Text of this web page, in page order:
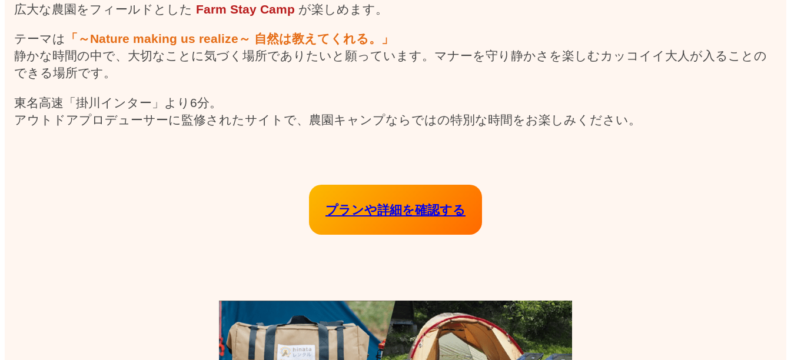
広大な農園をフィールドとした Farm Stay Camp が楽しめます。
テーマは
「～Nature making us realize～ 自然は教えてくれる。」
静かな時間の中で、大切なことに気づく場所でありたいと願っています。マナーを守り静かさを楽しむカッコイイ大人が入ることの
できる場所です。
東名高速「掛川インター」より6分。
アウトドアプロデューサーに監修されたサイトで、農園キャンプならではの特別な時間をお楽しみください。
プランや詳細を確認する